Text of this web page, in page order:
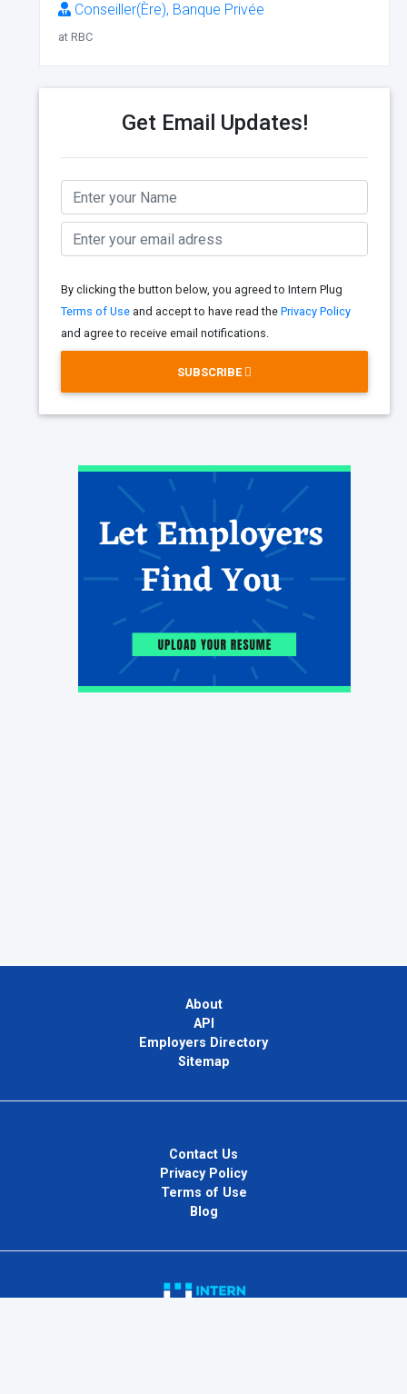
Conseiller(Ère), Banque Privée
at RBC
Get Email Updates!
By clicking the button below, you agreed to Intern Plug
Terms of Use and accept to have read the Privacy Policy
and agree to receive email notifications.
SUBSCRIBE
About
API
Employers Directory
Sitemap
Contact Us
Privacy Policy
Terms of Use
Blog